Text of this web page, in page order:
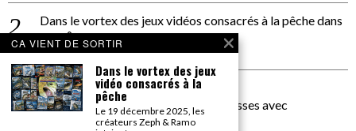
Dans le vortex des jeux vidéos consacrés à la pêchedans
PACÔME THIELLEMENT
La séance d’Hip Gnose
La Patrie
dans
On a parlé Dolce Vita et lutte des classes avec
Bernardino Femminielli
CA VIENT DE SORTIR
Dans le vortex des jeux
vidéo consacrés à la
pêche
Le 19 décembre 2025, les
créateurs Zeph & Ramo